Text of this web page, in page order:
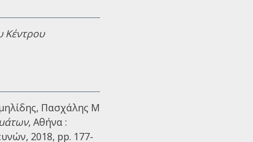
Κέντρου
Πασχάλης Μ
, Αθήνα :
2018, pp. 177-